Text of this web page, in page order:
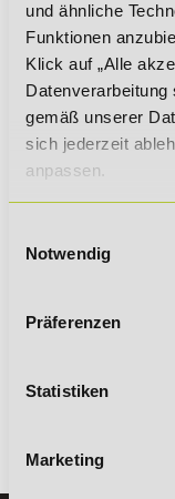
und ähnliche
Funktionen
Klick auf „Alle
Datenverarbeitung
gemäß unserer
sich jederzeit
anpassen.
Notwendig
Präferenzen
Statistiken
Marketing
Sie möchten mehr
Ihnen die Online-
Schein", in der
Sichere dir jetzt
und
*Der Rabattcode
Es gibt keine